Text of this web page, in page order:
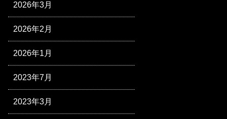
2026年3月
2026年2月
2026年1月
2023年7月
2023年3月